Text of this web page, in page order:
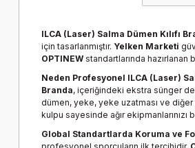
ILCA (Laser) Salma Dümen Kılıfı
için tasarlanmıştır. Yelken Marketi
OPTINEW standartlarında hazırlanan
Neden Profesyonel ILCA (Laser)
Branda, içeriğindeki ekstra sünger
dümen, yeke, yeke uzatması ve diğer
kulpu sayesinde ağır ekipmanlarınızı
Global Standartlarda Koruma ve